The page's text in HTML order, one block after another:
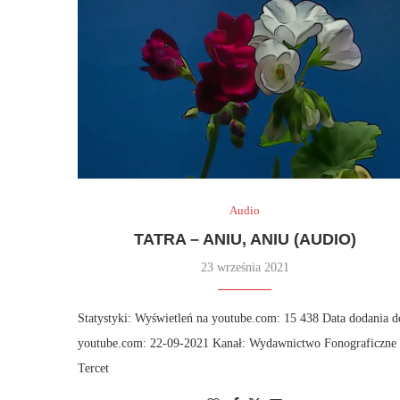
Audio
TATRA – ANIU, ANIU (AUDIO)
23 września 2021
Statystyki: Wyświetleń na youtube.com: 15 438 Data dodania
youtube.com: 22-09-2021 Kanał: Wydawnictwo Fonograficzne
Tercet